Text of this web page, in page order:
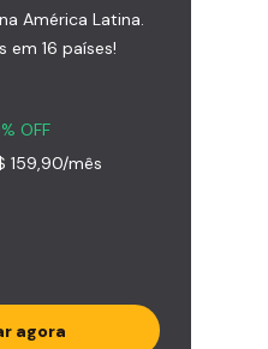
América Latina.
em 16 países!
OFF
159,90/mês
agora